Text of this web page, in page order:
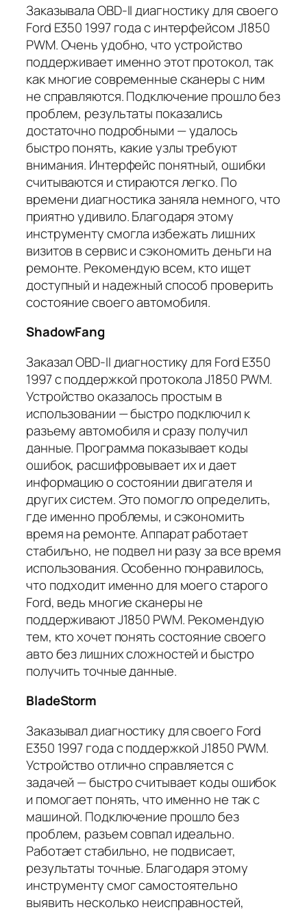
Заказывала OBD-II диагностику для своего
Ford E350 1997 года с интерфейсом J1850
PWM. Очень удобно, что устройство
поддерживает именно этот протокол, так
как многие современные сканеры с ним
не справляются. Подключение прошло без
проблем, результаты показались
достаточно подробными — удалось
быстро понять, какие узлы требуют
внимания. Интерфейс понятный, ошибки
считываются и стираются легко. По
времени диагностика заняла немного, что
приятно удивило. Благодаря этому
инструменту смогла избежать лишних
визитов в сервис и сэкономить деньги на
ремонте. Рекомендую всем, кто ищет
доступный и надежный способ проверить
состояние своего автомобиля.
ShadowFang
Заказал OBD-II диагностику для Ford E350
1997 с поддержкой протокола J1850 PWM.
Устройство оказалось простым в
использовании — быстро подключил к
разъему автомобиля и сразу получил
данные. Программа показывает коды
ошибок, расшифровывает их и дает
информацию о состоянии двигателя и
других систем. Это помогло определить,
где именно проблемы, и сэкономить
время на ремонте. Аппарат работает
стабильно, не подвел ни разу за все время
использования. Особенно понравилось,
что подходит именно для моего старого
Ford, ведь многие сканеры не
поддерживают J1850 PWM. Рекомендую
тем, кто хочет понять состояние своего
авто без лишних сложностей и быстро
получить точные данные.
BladeStorm
Заказывал диагностику для своего Ford
E350 1997 года с поддержкой J1850 PWM.
Устройство отлично справляется с
задачей — быстро считывает коды ошибок
и помогает понять, что именно не так с
машиной. Подключение прошло без
проблем, разъем совпал идеально.
Работает стабильно, не подвисает,
результаты точные. Благодаря этому
инструменту смог самостоятельно
выявить несколько неисправностей,